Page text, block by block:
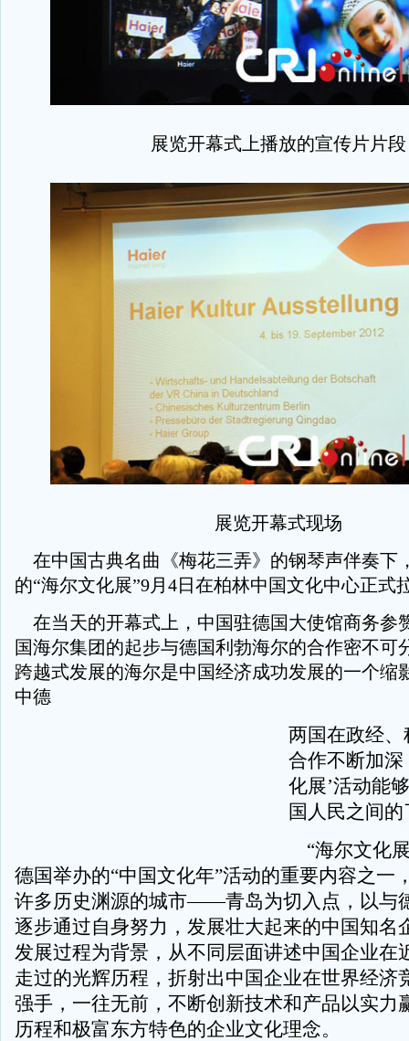
展览开幕式上播放的宣传片片段
展览开幕式现场
在中国古典名曲《梅花三弄》的钢琴声伴奏下
的“海尔文化展”9月4日在柏林中国文化中心正式
在当天的开幕式上，中国驻德国大使馆商务参
国海尔集团的起步与德国利勃海尔的合作密不可
跨越式发展的海尔是中国经济成功发展的一个缩
中德
两国在政经
合作不断加深
化展’活动能
国人民之间
“海尔文化
德国举办的“中国文化年”活动的重要内容之一
许多历史渊源的城市——青岛为切入点，以与
逐步通过自身努力，发展壮大起来的中国知名
发展过程为背景，从不同层面讲述中国企业在
走过的光辉历程，折射出中国企业在世界经济
强手，一往无前，不断创新技术和产品以实力
历程和极富东方特色的企业文化理念。